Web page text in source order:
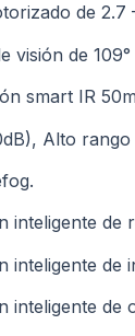
de 2.7
visión de 109°
smart IR
Alto
inteligente de
inteligente de
inteligente de